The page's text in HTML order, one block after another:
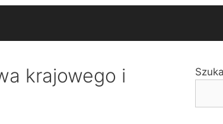
krajowego i